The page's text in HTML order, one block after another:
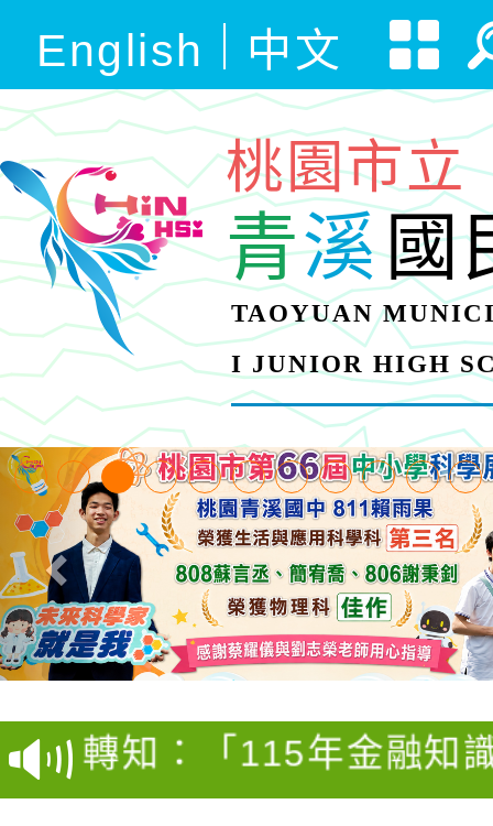
English 中文
桃園市立
青溪國
TAOYUAN
I JUNIOR HIGH
轉知：桃園市115學年
賽及師生本土語及新住
賽實施要點
轉知：「桃園市115學
比賽實施要點」
轉知：「115年金融知
動辦法」
轉知臺中市政府政風處